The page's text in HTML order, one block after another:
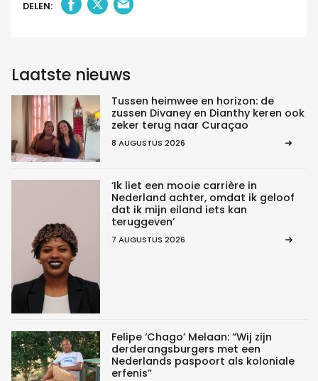
DELEN:
Laatste nieuws
Tussen heimwee en horizon: de
zussen Divaney en Dianthy keren ook
zeker terug naar Curaçao
8 AUGUSTUS 2026
‘Ik liet een mooie carrière in
Nederland achter, omdat ik geloof
dat ik mijn eiland iets kan
teruggeven’
7 AUGUSTUS 2026
Felipe ‘Chago’ Melaan: “Wij zijn
derderangsburgers met een
Nederlands paspoort als koloniale
erfenis”